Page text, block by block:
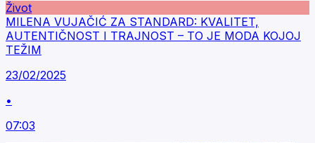
Život
MILENA VUJAČIĆ ZA STANDARD: KVALITET,
AUTENTIČNOST I TRAJNOST – TO JE MODA KOJOJ
TEŽIM
23/02/2025
•
07:03